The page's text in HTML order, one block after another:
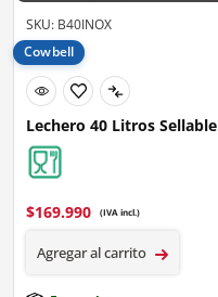
SKU: B40INOX
Cowbell
Lechero 40 Litros Sellable
$169.990 (IVA incl.)
Agregar al carrito